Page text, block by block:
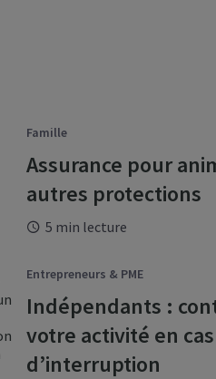
Famille
Assurance pour
autres protections
5 min lecture
Entrepreneurs & PME
Indépendants :
votre activité en cas
d’interruption